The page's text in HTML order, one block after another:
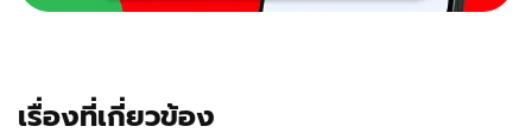
เรื่องที่เกี่ยวข้อง